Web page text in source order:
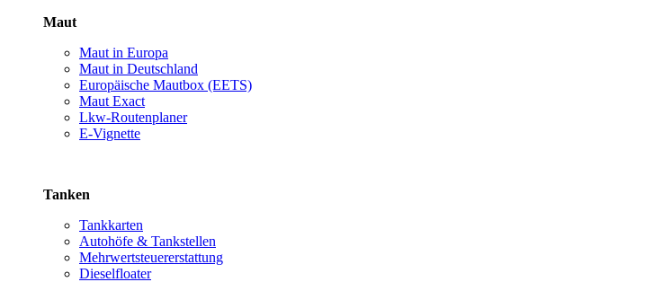
Maut
Maut in Europa
Maut in Deutschland
Europäische Mautbox (EETS)
Maut Exact
Lkw-Routenplaner
E-Vignette
Tanken
Tankkarten
Autohöfe & Tankstellen
Mehrwertsteuererstattung
Dieselfloater